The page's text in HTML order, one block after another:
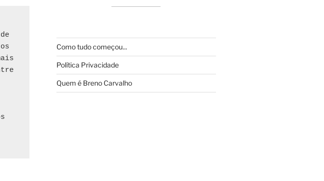
Como tudo começou...
Política Privacidade
Quem é Breno Carvalho